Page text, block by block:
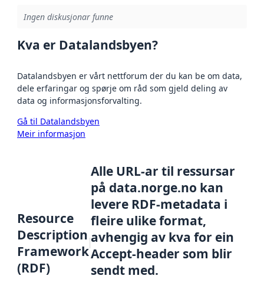
Ingen diskusjonar funne
Kva er Datalandsbyen?
Datalandsbyen er vårt nettforum der du kan be om data,
dele erfaringar og spørje om råd som gjeld deling av
data og informasjonsforvalting.
Gå til Datalandsbyen
Meir informasjon
Resource
Description
Framework
(RDF)
Alle URL-ar til ressursar
på data.norge.no kan
levere RDF-metadata i
fleire ulike format,
avhengig av kva for ein
Accept-header som blir
sendt med.